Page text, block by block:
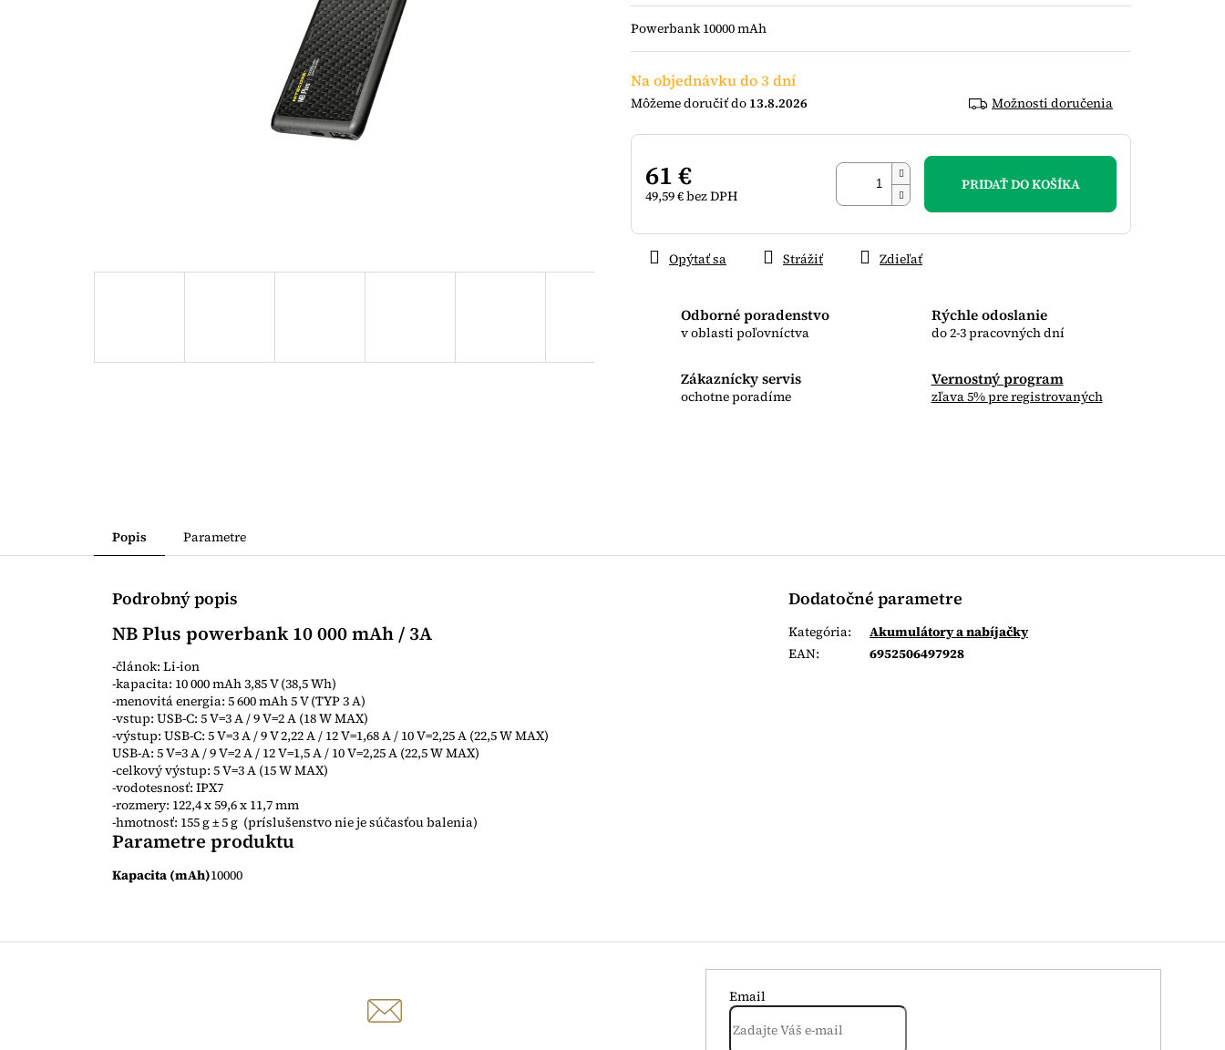
Na objednávku do 3 dní
13.8.2026 Možnosti doručenia
61 €
49,59 € bez DPH
cena:
PRIDAŤ DO KOŠÍKA
Odborné poradenstvo
v oblasti poľovníctva
Rýchle odoslanie
do 2-3 pracovných dní
Zákaznícky servis
ochotne poradíme
Vernostný program
zľava 5% pre registrovaných
Powerbank 10000 mAh
Opýtať sa Strážiť Zdieľať
5
hviezdičiek.
Popis Parametre
Podrobný popis
NB Plus powerbank 10 000 mAh / 3A
-článok: Li-ion
-kapacita: 10 000 mAh 3,85 V (38,5 Wh)
-menovitá energia: 5 600 mAh 5 V (TYP 3 A)
-vstup: USB-C: 5 V=3 A / 9 V=2 A (18 W MAX)
-výstup: USB-C: 5 V=3 A / 9 V 2,22 A / 12 V=1,68 A / 10 V=2,25 A (22,5 W MAX)
USB-A: 5 V=3 A / 9 V=2 A / 12 V=1,5 A / 10 V=2,25 A (22,5 W MAX)
-celkový výstup: 5 V=3 A (15 W MAX)
-vodotesnosť: IPX7
-rozmery: 122,4 x 59,6 x 11,7 mm
-hmotnosť: 155 g ± 5 g (príslušenstvo nie je súčasťou balenia)
Parametre produktu
Kapacita (mAh)10000
Dodatočné parametre
Kategória:
Akumulátory a nabíjačky
EAN: 6952506497928
Email